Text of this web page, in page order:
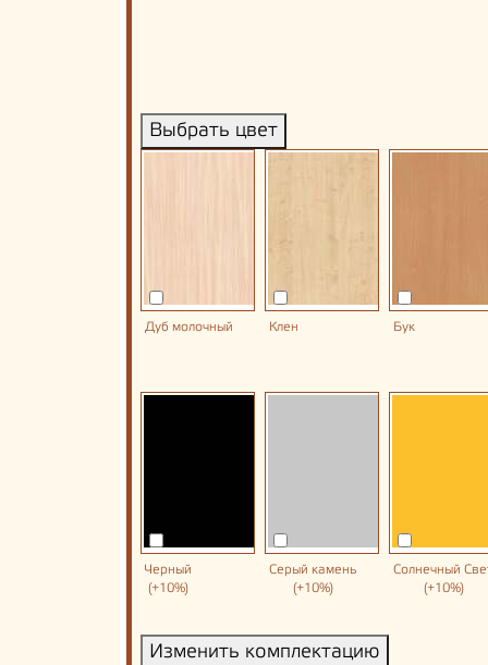
Выбрать цвет
Дуб молочный Клен Бук
Черный
(+10%)
Серый камень
(+10%)
Солнечный
(+10%)
Изменить комплектацию